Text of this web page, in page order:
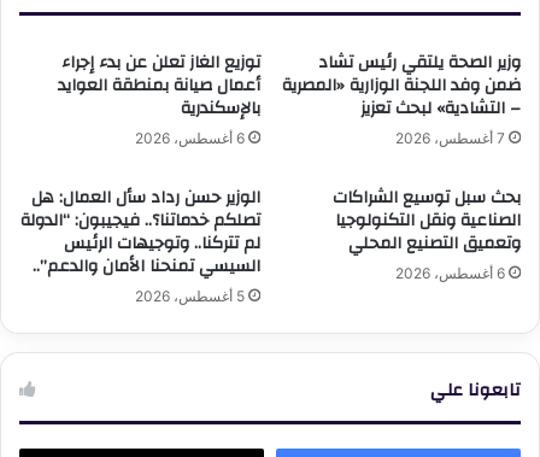
وزير الصحة يلتقي رئيس تشاد
ضمن وفد اللجنة الوزارية «المصرية
– التشادية» لبحث تعزيز
7 أغسطس، 2026
توزيع الغاز تعلن عن بدء إجراء
أعمال صيانة بمنطقة العوايد
بالإسكندرية
6 أغسطس، 2026
بحث سبل توسيع الشراكات
الصناعية ونقل التكنولوجيا
وتعميق التصنيع المحلي
6 أغسطس، 2026
الوزير حسن رداد سأل العمال: هل
تصلكم خدماتنا؟.. فيجيبون: “الدولة
لم تتركنا.. وتوجيهات الرئيس
السيسي تمنحنا الأمان والدعم”..
5 أغسطس، 2026
تابعونا علي